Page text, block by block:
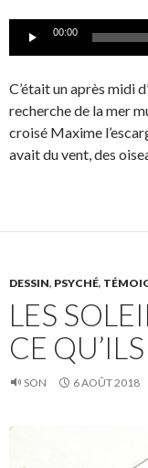
Lecteur00:00
C’était un après midi
recherche de la mer
croisé Maxime
avait du vent, des
DESSIN, PSYCHÉ,
LES
CE
SON 6 AOÛT 2018